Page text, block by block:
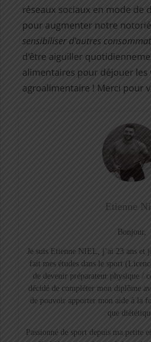
Etienne
Bonjour,
Je suis Etienne NIEL, j’ai 23 ans et
fait mes études dans le sport
de devenir préparateur physique /
décidé de compléter mon diplôme
de pouvoir apporter mon aide à la
que
Passionné de sport depuis ma petite